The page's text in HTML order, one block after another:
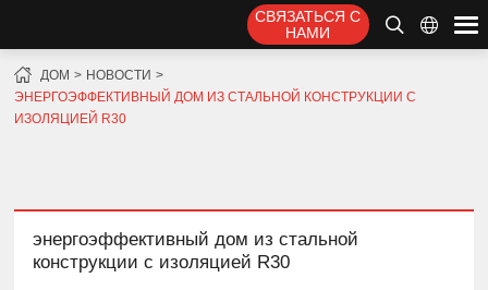
СВЯЗАТЬСЯ С
НАМИ
ДОМ
НОВОСТИ
ЭНЕРГОЭФФЕКТИВНЫЙ ДОМ ИЗ СТАЛЬНОЙ КОНСТРУКЦИИ С
ИЗОЛЯЦИЕЙ R30
энергоэффективный дом из стальной
конструкции с изоляцией R30